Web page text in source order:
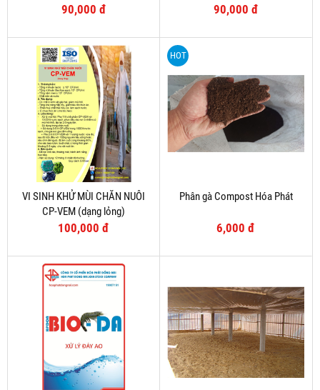
90,000 đ
(dạng lỏng)
90,000 đ
VI SINH KHỬ MÙI CHĂN NUÔI
CP-VEM (dạng lỏng)
100,000 đ
HOT
Phân gà Compost Hóa Phát
6,000 đ